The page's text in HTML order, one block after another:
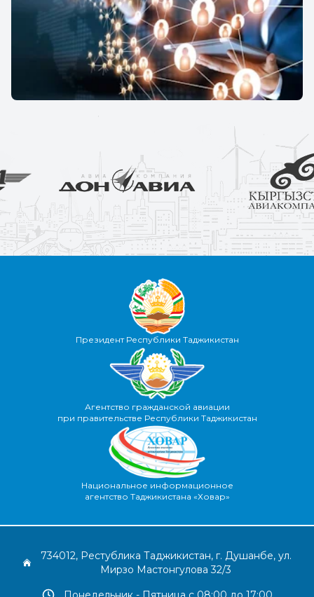
Президент Республики Таджикистан
Агентство гражданской авиации
при правительстве Республики Таджикистан
Национальное информационное
агентство Таджикистана «Ховар»
734012, Рестублика Таджикистан, г. Душанбе, ул.
Мирзо Мастонгулова 32/3